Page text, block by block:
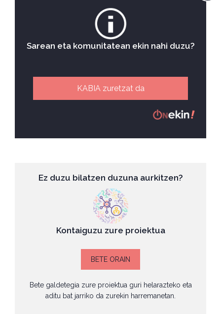
Sarean eta komunitatean ekin nahi duzu?
KABIA zuretzat da
Ez duzu bilatzen duzuna aurkitzen?
Kontaiguzu zure proiektua
BETE ORAIN
Bete galdetegia zure proiektua guri helarazteko eta
aditu bat jarriko da zurekin harremanetan.